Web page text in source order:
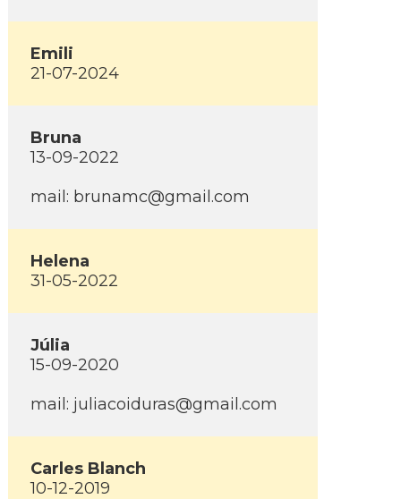
Emili
21-07-2024
Bruna
13-09-2022
mail: brunamc@gmail.com
Helena
31-05-2022
Júlia
15-09-2020
mail: juliacoiduras@gmail.com
Carles Blanch
10-12-2019